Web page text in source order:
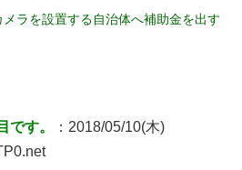
ラを設置する自治体へ補助金を出す
です。
：2018/05/10(木)